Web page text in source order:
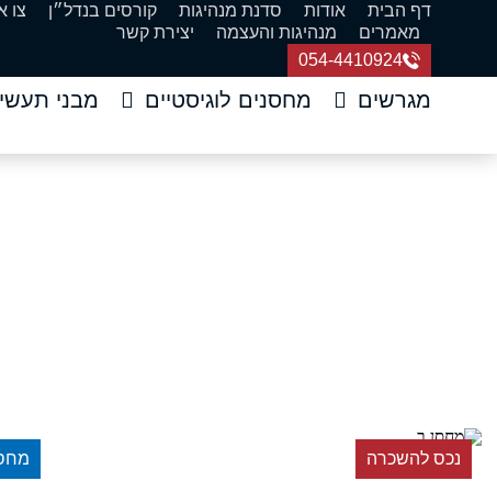
דף הבית אודות סדנת מנהיגות קורסים בנדל״ן צו
מאמרים
מנהיגות והעצמה
יצירת קשר
054-4410924
מגרשים מחסנים לוגיסטיים מבני
נכס להשכרה